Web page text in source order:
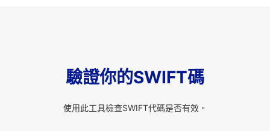
驗證你的SWIFT碼
使用此工具檢查SWIFT代碼是否有效。